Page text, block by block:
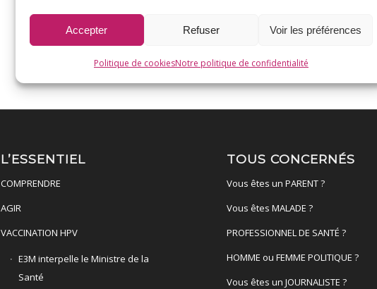
Accepter Refuser Voir les préférences
Politique de cookiesNotre politique de confidentialité
L’ESSENTIEL
COMPRENDRE
AGIR
VACCINATION HPV
E3M interpelle le Ministre de la
Santé
TOUS CONCERNÉS
Vous êtes un PARENT ?
Vous êtes MALADE ?
PROFESSIONNEL DE SANTÉ ?
HOMME ou FEMME POLITIQUE ?
Vous êtes un JOURNALISTE ?